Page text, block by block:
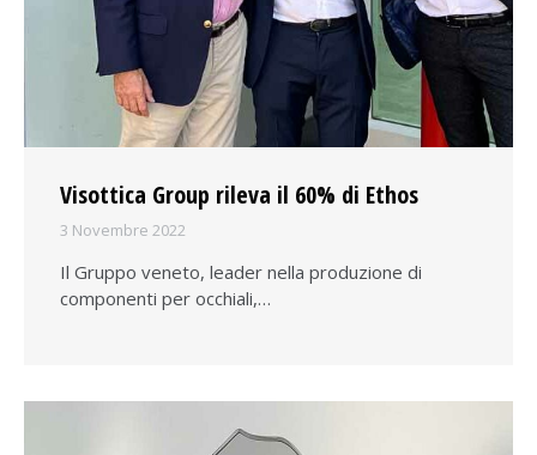
Visottica Group rileva il 60% di Ethos
3 Novembre 2022
Il Gruppo veneto, leader nella produzione di
componenti per occhiali,…